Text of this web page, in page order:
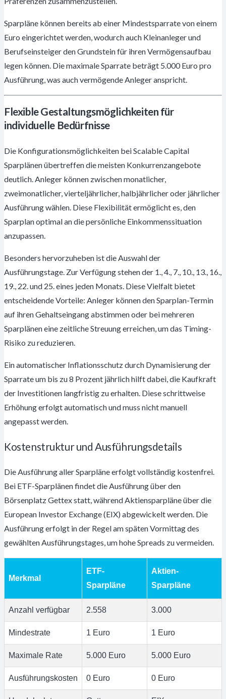
Sparpläne können bereits ab einer Mindestsparrate von einem
Euro eingerichtet werden, wodurch auch Kleinanleger und
Berufseinsteiger den Grundstein für ihren Vermögensaufbau
legen können. Die maximale Sparrate beträgt 5.000 Euro pro
Ausführung, was auch vermögende Anleger anspricht.
Flexible Gestaltungsmöglichkeiten für
individuelle Bedürfnisse
Die Konfigurationsmöglichkeiten bei Scalable Capital
Sparplänen übertreffen die meisten Konkurrenzangebote
deutlich. Anleger können zwischen monatlicher,
zweimonatlicher, vierteljährlicher, halbjährlicher oder jährlicher
Ausführung wählen. Diese Flexibilität ermöglicht es, den
Sparplan optimal an die persönliche Einkommenssituation
anzupassen.
Besonders hervorzuheben ist die Auswahl der
Ausführungstage. Zur Verfügung stehen der 1., 4., 7., 10., 13., 16.,
19., 22. und 25. eines jeden Monats. Diese Vielfalt bietet
entscheidende Vorteile: Anleger können den Sparplan-Termin
auf ihren Gehaltseingang abstimmen oder bei mehreren
Sparplänen eine zeitliche Streuung erreichen, um das Timing-
Risiko zu reduzieren.
Ein automatischer Inflationsschutz durch Dynamisierung der
Sparrate um bis zu 8 Prozent jährlich hilft dabei, die Kaufkraft
der Investitionen langfristig zu erhalten. Diese schrittweise
Erhöhung erfolgt automatisch und muss nicht manuell
angepasst werden.
Kostenstruktur und Ausführungsdetails
Die Ausführung aller Sparpläne erfolgt vollständig kostenfrei.
Bei ETF-Sparplänen findet die Ausführung über den
Börsenplatz Gettex statt, während Aktiensparpläne über die
European Investor Exchange (EIX) abgewickelt werden. Die
Ausführung erfolgt in der Regel am späten Vormittag des
gewählten Ausführungstages, um hohe Spreads zu vermeiden.
Merkmal
ETF-
Sparpläne
Aktien-
Sparpläne
Anzahl verfügbar 2.558 3.000
Mindestrate 1 Euro 1 Euro
Maximale Rate 5.000 Euro 5.000 Euro
Ausführungskosten 0 Euro 0 Euro